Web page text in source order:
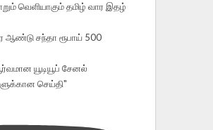
வெளியாகும் தமிழ் வார இதழ்
ஆண்டு சந்தா ரூபாய் 500
யூடியூப் சேனல்
செய்தி"